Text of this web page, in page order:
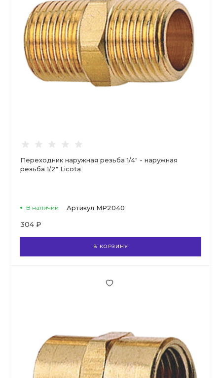
Переходник наружная резьба 1/4" - наружная
резьба 1/2" Licota
В наличии Артикул MP2040
304 ₽
В КОРЗИНУ